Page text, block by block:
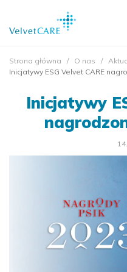
Strona główna O nas
Inicjatywy ESG Velvet CARE
Inicjatywy